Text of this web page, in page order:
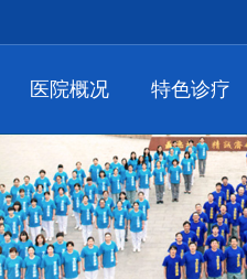
医院概况 特色诊疗